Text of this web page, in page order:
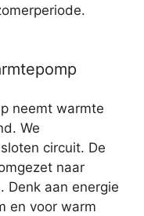
neemt warmte
We
circuit. De
naar
Denk aan energie
en voor warm